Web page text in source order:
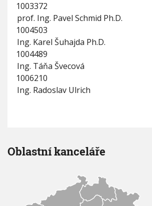
1003372
prof. Ing. Pavel Schmid Ph.D.
1004503
Ing. Karel Šuhajda Ph.D.
1004489
Ing. Táňa Švecová
1006210
Ing. Radoslav Ulrich
Oblastní kanceláře